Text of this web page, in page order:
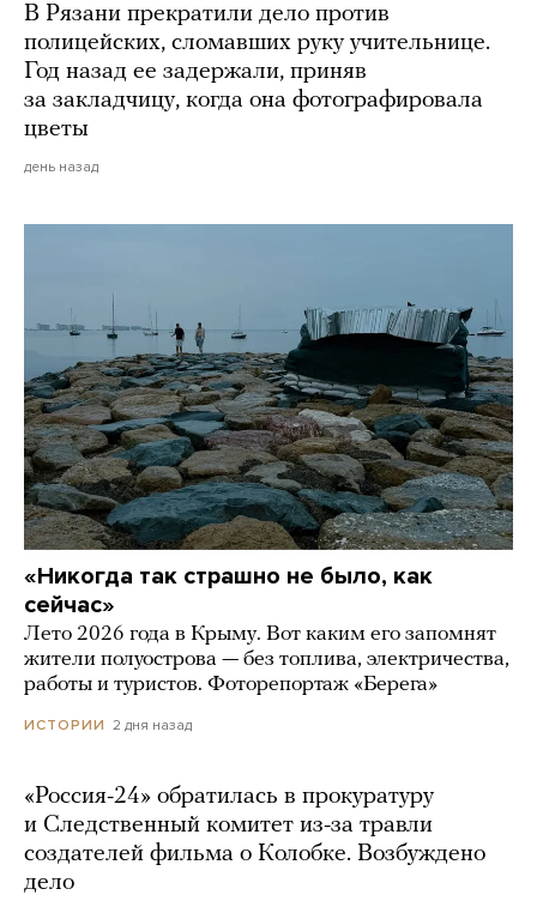
В Рязани прекратили дело против
полицейских, сломавших руку учительнице.
Год назад ее задержали, приняв
за закладчицу, когда она фотографировала
цветы
день назад
«Никогда так страшно не было, как
сейчас»
Лето 2026 года в Крыму. Вот каким его запомнят
жители полуострова — без топлива, электричества,
работы и туристов. Фоторепортаж «Берега»
ИСТОРИИ 2 дня назад
«Россия-24» обратилась в прокуратуру
и Следственный комитет из-за травли
создателей фильма о Колобке. Возбуждено
дело